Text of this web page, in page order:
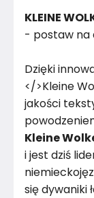
KLEINE
- postaw na
Dzięki
</>Kleine
jakości
Kleine
i jest dziś
się dywaniki